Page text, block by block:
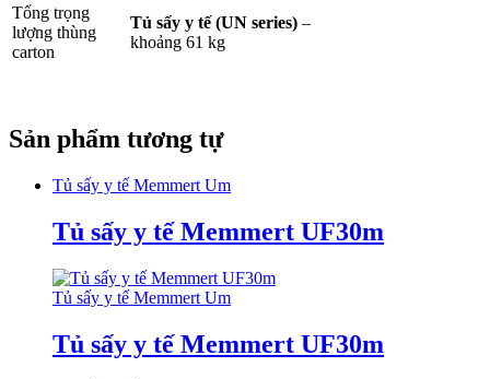
Tổng trọng
lượng thùng
carton
Tủ sấy y tế (UN series) –
khoảng 61 kg
Sản phẩm tương tự
Tủ sấy y tế Memmert Um
Tủ sấy y tế Memmert UF30m
Tủ sấy y tế Memmert Um
Tủ sấy y tế Memmert UF30m